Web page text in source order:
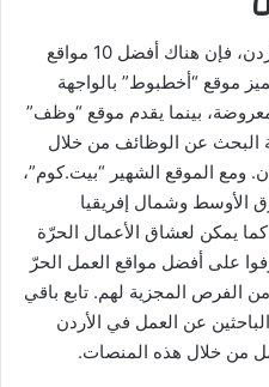
وبالنسبة للباحثين عن عمل في الأردن، فإن هناك أفضل 10 مواقع
موقع “أخطبوط” بالواجهة
بينما يقدم موقع “وظف”
البحث عن الوظائف من خلال
ومع الموقع الشهير “بيت.كوم”،
الأوسط وشمال إفريقيا
يمكن لعشاق الأعمال الحرّة
على أفضل مواقع العمل الحرّ
من الفرص المجزية لهم. تابع باقي
عن العمل في الأردن
من خلال هذه المنصات.